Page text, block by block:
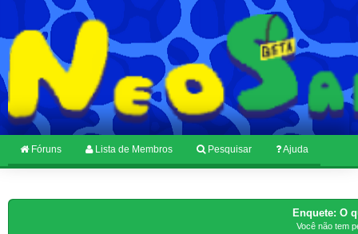
Fóruns Lista de Membros Pesquisar Ajuda
Enquete: O
Você não tem